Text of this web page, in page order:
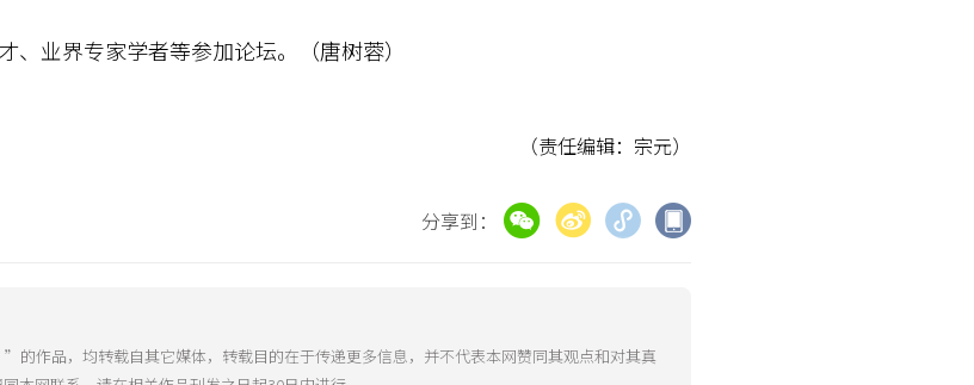
业界专家学者等参加论坛。（唐树蓉）
（责任编辑：宗元）
分享到：
的作品，均转载自其它媒体，转载目的在于传递更多信息，并不代表本网赞同其观点和对其真